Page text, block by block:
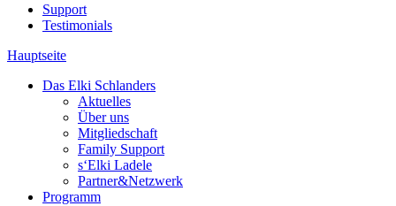
Support
Testimonials
Hauptseite
Das Elki Schlanders
Aktuelles
Über uns
Mitgliedschaft
Family Support
s‘Elki Ladele
Partner&Netzwerk
Programm